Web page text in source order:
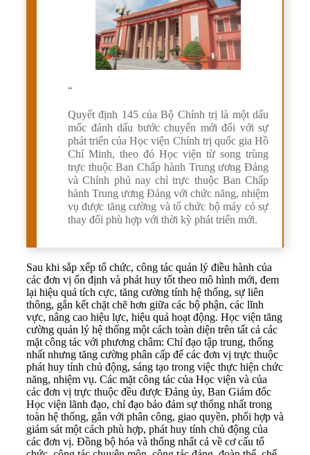
“
Quyết định 145 của Bộ Chính trị là một dấu
mốc đánh dấu bước chuyển mới đối với sự
phát triển của Học viện Chính trị quốc gia Hồ
Chí Minh, theo đó Học viện từ song trùng
trực thuộc Ban Chấp hành Trung ương Đảng
và Chính phủ nay chỉ trực thuộc Ban Chấp
hành Trung ương Đảng với chức năng, nhiệm
vụ được tăng cường và tổ chức bộ máy có sự
thay đổi phù hợp với thời kỳ phát triển mới.
Sau khi sắp xếp tổ chức, công tác quản lý điều hành của
các đơn vị ổn định và phát huy tốt theo mô hình mới, đem
lại hiệu quả tích cực, tăng cường tính hệ thống, sự liên
thông, gắn kết chặt chẽ hơn giữa các bộ phận, các lĩnh
vực, nâng cao hiệu lực, hiệu quả hoạt động. Học viện tăng
cường quản lý hệ thống một cách toàn diện trên tất cả các
mặt công tác với phương châm: Chỉ đạo tập trung, thống
nhất nhưng tăng cường phân cấp để các đơn vị trực thuộc
phát huy tính chủ động, sáng tạo trong việc thực hiện chức
năng, nhiệm vụ. Các mặt công tác của Học viện và của
các đơn vị trực thuộc đều được Đảng ủy, Ban Giám đốc
Học viện lãnh đạo, chỉ đạo bảo đảm sự thống nhất trong
toàn hệ thống, gắn với phân công, giao quyền, phối hợp và
giám sát một cách phù hợp, phát huy tính chủ động của
các đơn vị. Đồng bộ hóa và thống nhất cả về cơ cấu tổ